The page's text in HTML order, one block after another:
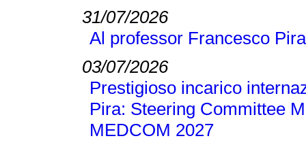
31/07/2026
Al professor Francesco
03/07/2026
Prestigioso incarico
Pira: Steering Committee
MEDCOM 2027